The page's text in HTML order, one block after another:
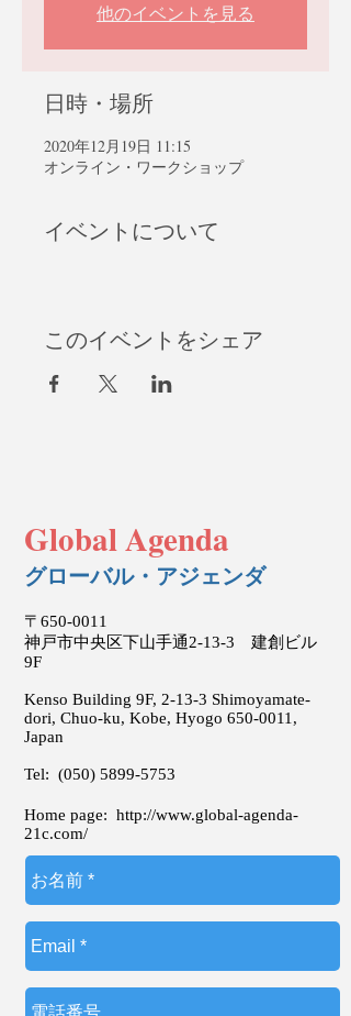
他のイベントを見る
日時・場所
2020年12月19日 11:15
オンライン・ワークショップ
イベントについて
このイベントをシェア
Global Agenda
グローバル・アジェンダ
〒650-0011
神戸市中央区下山手通2-13-3 建創ビル
9F
Kenso Building 9F, 2-13-3 Shimoyamate-
dori, Chuo-ku, Kobe, Hyogo 650-0011 ,
Japan
Tel: (050) 5899-5753
Home page: http://www.global-agenda-
21c.com/